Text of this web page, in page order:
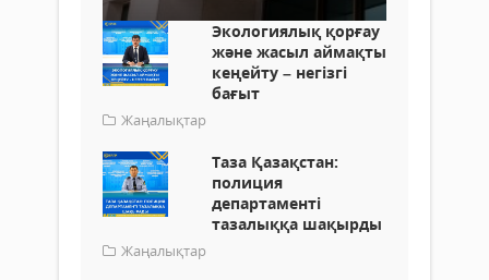
Экологиялық қорғау
және жасыл аймақты
кеңейту – негізгі
бағыт
Жаңалықтар
Таза Қазақстан:
полиция
департаменті
тазалыққа шақырды
Жаңалықтар